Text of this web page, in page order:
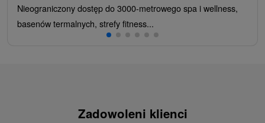
Nieograniczony dostęp do 3000-metrowego spa i wellness,
basenów termalnych, strefy fitness...
Zadowoleni klienci